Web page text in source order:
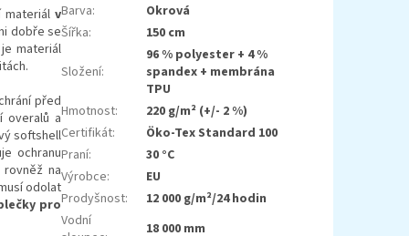
materiálv
dobře se
materiál
před
overalů a
softshell
ochranu
na
odolat
pro
Barva:
Okrová
Šířka: 150 cm
Složení:
96 % polyester + 4 %
spandex + membrána
TPU
Hmotnost:
220 g/m² (+/- 2 %)
Certifikát:
Öko-Tex Standard 100
Praní:
30 °C
Výrobce:
EU
Prodyšnost:
12 000 g/m²/24 hodin
Vodní
18 000 mm